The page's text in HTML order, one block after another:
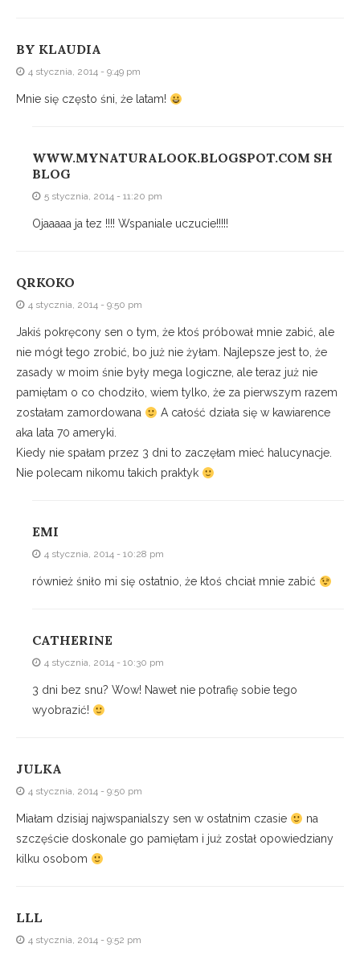
BY KLAUDIA
4 stycznia, 2014 - 9:49 pm
Mnie się często śni, że latam!
WWW.MYNATURALOOK.BLOGSPOT.COM SH
BLOG
5 stycznia, 2014 - 11:20 pm
Ojaaaaa ja tez !!!! Wspaniale uczucie!!!!!
QRKOKO
4 stycznia, 2014 - 9:50 pm
Jakiś pokręcony sen o tym, że ktoś próbował mnie zabić, ale
nie mógł tego zrobić, bo już nie żyłam. Najlepsze jest to, że
zasady w moim śnie były mega logiczne, ale teraz już nie
pamiętam o co chodziło, wiem tylko, że za pierwszym razem
zostałam zamordowana
A całość działa się w kawiarence
aka lata 70 ameryki.
Kiedy nie spałam przez 3 dni to zaczęłam mieć halucynacje.
Nie polecam nikomu takich praktyk
EMI
4 stycznia, 2014 - 10:28 pm
również śniło mi się ostatnio, że ktoś chciał mnie zabić
CATHERINE
4 stycznia, 2014 - 10:30 pm
3 dni bez snu? Wow! Nawet nie potrafię sobie tego
wyobrazić!
JULKA
4 stycznia, 2014 - 9:50 pm
Miałam dzisiaj najwspanialszy sen w ostatnim czasie
na
szczęście doskonale go pamiętam i już został opowiedziany
kilku osobom
LLL
4 stycznia, 2014 - 9:52 pm